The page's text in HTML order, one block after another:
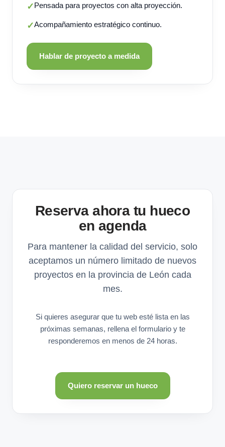
✓Pensada para proyectos con alta proyección.
✓Acompañamiento estratégico continuo.
Hablar de proyecto a medida
Reserva ahora tu hueco
en agenda
Para mantener la calidad del servicio, solo
aceptamos un número limitado de nuevos
proyectos en la provincia de León cada
mes.
Si quieres asegurar que tu web esté lista en las
próximas semanas, rellena el formulario y te
responderemos en menos de 24 horas.
Quiero reservar un hueco